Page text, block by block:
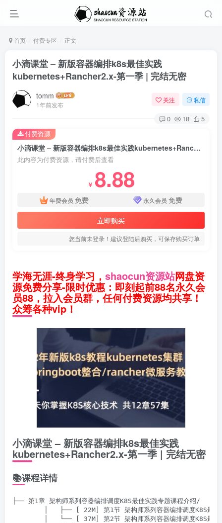
首页 付费专区 正文
小滴课堂 – 新版容器编排k8s最佳实践
kubernetes+Rancher2.x-第一季 | 完结无密
tomm
1年前发布
关注 私信
0 18 5
小滴课堂 – 新版容器编排k8s最佳实践kubernetes+Rancher2.x-第一季 | 完结无密
此内容为付费资源，请付费后查看
￥ 8.88
年费会员 免费 永久会员 免费
立即购买
您当前未登录！建议登陆后购买，可保存购买订单
付费资源
学海无涯-终身学习， shaocun资源站网盘资
源免费分享-限时优惠：即刻起前88名永久会
员88，拉入会员群，任何付费资源均共享！
众筹各种vip！
小滴课堂 – 新版容器编排k8s最佳实践
kubernetes+Rancher2.x-第一季 | 完结无密
📚课程详情
├── 第1章 架构师系列容器编排调度K8S最佳实践专题课程介绍/
│   ├── [ 22M] 第1节 架构师系列容器编排调度K8S最佳
│   └── [ 37M] 第2节 架构师系列容器编排调度K8S最佳